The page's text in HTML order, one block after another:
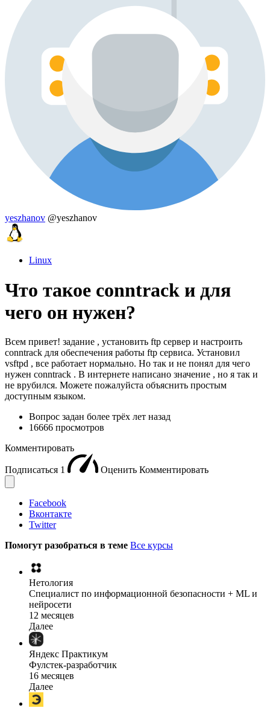
yeszhanov @yeszhanov
Linux
Что такое conntrack и для
чего он нужен?
Всем привет! задание , установить ftp сервер и настроить
conntrack для обеспечения работы ftp сервиса. Установил
vsftpd , все работает нормально. Но так и не понял для чего
нужен conntrack . В интернете написано значение , но я так и
не врубился. Можете пожалуйста объяснить простым
доступным языком.
Вопрос задан более трёх лет назад
16666 просмотров
Комментировать
Подписаться 1 Оценить Комментировать
Facebook
Вконтакте
Twitter
Помогут разобраться в теме Все курсы
Нетология
Специалист по информационной безопасности + ML и
нейросети
12 месяцев
Далее
Яндекс Практикум
Фулстек-разработчик
16 месяцев
Далее